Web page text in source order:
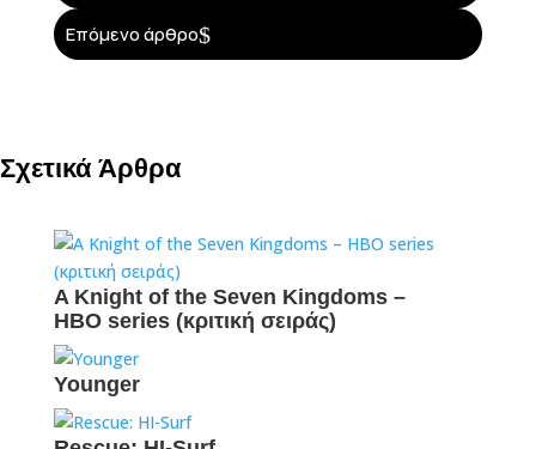
Επόμενο άρθρο$
Σχετικά Άρθρα
A Knight of the Seven Kingdoms –
ΗΒΟ series (κριτική σειράς)
Younger